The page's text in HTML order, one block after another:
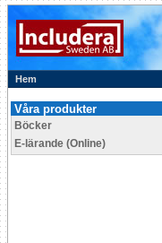
Hem
Våra produkter
Böcker
E-lärande (Online)